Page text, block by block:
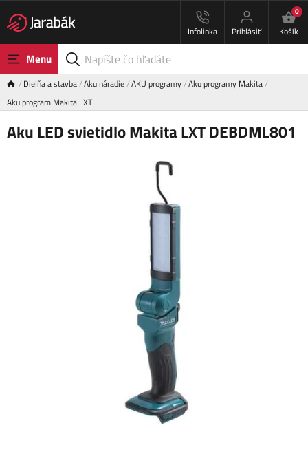
Infolinka Prihlásiť
0
Košík
Menu
Dielňa a stavba Aku náradie AKU programy Aku programy Makita
Aku program Makita LXT
Aku LED svietidlo Makita LXT DEBDML801